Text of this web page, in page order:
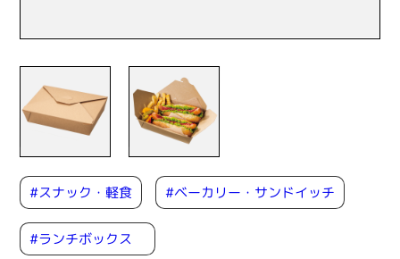
#スナック・軽食 #ベーカリー・サンドイッチ
#ランチボックス